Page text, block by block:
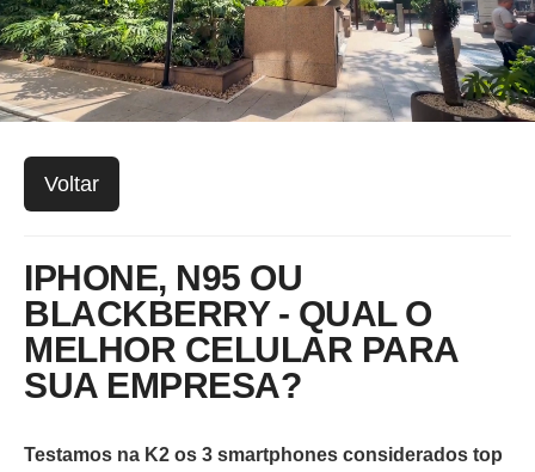
Voltar
IPHONE, N95 OU
BLACKBERRY - QUAL O
MELHOR CELULAR PARA
SUA EMPRESA?
Testamos na K2 os 3 smartphones considerados top